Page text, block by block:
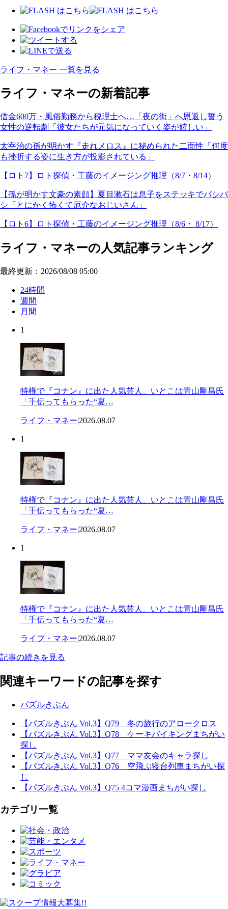
ライフ・マネー 一覧を見る
ライフ・マネーの新着記事
借金600万・風俗勤務から税理士へ…「夜の街」へ恩返し誓う
女性の逆転劇「彼女たちが元気になっていく姿が嬉しい」
太宰治の孫が明かす『走れメロス』に秘められた二面性「何度
も挫折する姿に生き方が投影されている」
【ロト7】ロト探偵・工藤のイメージング推理（8/7・8/14）
【孫が明かす文豪の素顔】夏目漱石は息子をステッキでバシバ
シ「とにかく怖くて厄介なおじいさん」
【ロト6】ロト探偵・工藤のイメージング推理（8/6・ 8/17）
ライフ・マネーの人気記事ランキング
最終更新：2026/08/08 05:00
24時間
週間
月間
1
特権で『コナン』に出た人気芸人、いとこは青山剛昌氏
「手伝ってもらった“夏…
ライフ・マネー|2026.08.07
1
特権で『コナン』に出た人気芸人、いとこは青山剛昌氏
「手伝ってもらった“夏…
ライフ・マネー|2026.08.07
1
特権で『コナン』に出た人気芸人、いとこは青山剛昌氏
「手伝ってもらった“夏…
ライフ・マネー|2026.08.07
記事の続きを見る
関連キーワードの記事を探す
パズルきぶん
【パズルきぶん Vol.3】Q79 冬の旅行のアロークロス
【パズルきぶん Vol.3】Q78 ケーキバイキングまちがい
探し
【パズルきぶん Vol.3】Q77 ママ友会のキャラ探し
【パズルきぶん Vol.3】Q76 空飛ぶ寝台列車まちがい探
し
【パズルきぶん Vol.3】Q75 4コマ漫画まちがい探し
カテゴリ一覧